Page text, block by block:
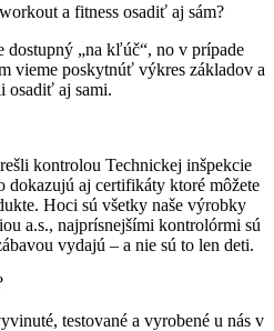
a fitness osadiť aj sám?
dostupný „na kľúč“, no v prípade
vieme poskytnúť výkres základov a
osadiť aj sami.
kontrolou Technickej inšpekcie
dokazujú aj certifikáty ktoré môžete
Hoci sú všetky naše výrobky
a.s., najprísnejšími kontrolórmi sú
vydajú – a nie sú to len deti.
testované a vyrobené u nás v